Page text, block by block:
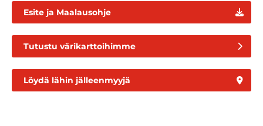
Esite ja Maalausohje
Tutustu värikarttoihimme
Löydä lähin jälleenmyyjä